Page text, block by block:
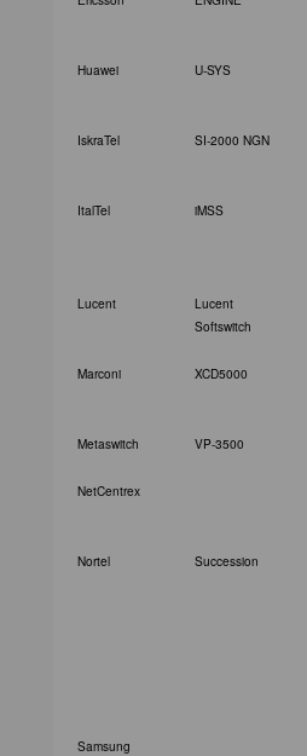
Huawei U-SYS
IskraTel SI-2000 NGN
ItalTel iMSS
Lucent
Lucent
Softswitch
Marconi XCD5000
Metaswitch VP-3500
NetCentrex
Nortel Succession
Samsung